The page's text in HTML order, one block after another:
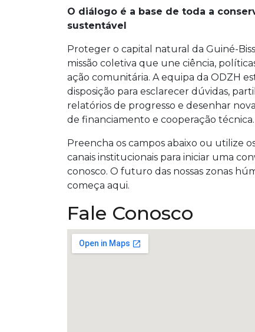
O diálogo é a base de toda a
sustentável
Proteger o capital natural da Guiné-
missão coletiva que une ciência,
ação comunitária. A equipa da ODZH
disposição para esclarecer dúvidas,
relatórios de progresso e desenhar
de financiamento e cooperação técnica.
Preencha os campos abaixo ou utilize
canais institucionais para iniciar uma
conosco. O futuro das nossas zonas
começa aqui.
Fale Conosco